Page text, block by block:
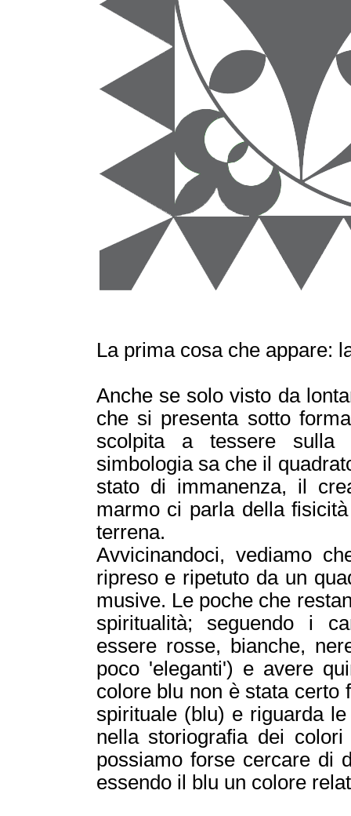
La prima cosa che appare:
Anche se solo visto da
che si presenta sotto
scolpita a tessere sulla
simbologia sa che il
stato di immanenza, il
marmo ci parla della
terrena.
Avvicinandoci, vediamo
ripreso e ripetuto da un
musive. Le poche che
spiritualità; seguendo i
essere rosse, bianche,
poco 'eleganti') e avere
colore blu non è stata certo
spirituale (blu) e riguarda
nella storiografia dei
possiamo forse cercare di
essendo il blu un colore